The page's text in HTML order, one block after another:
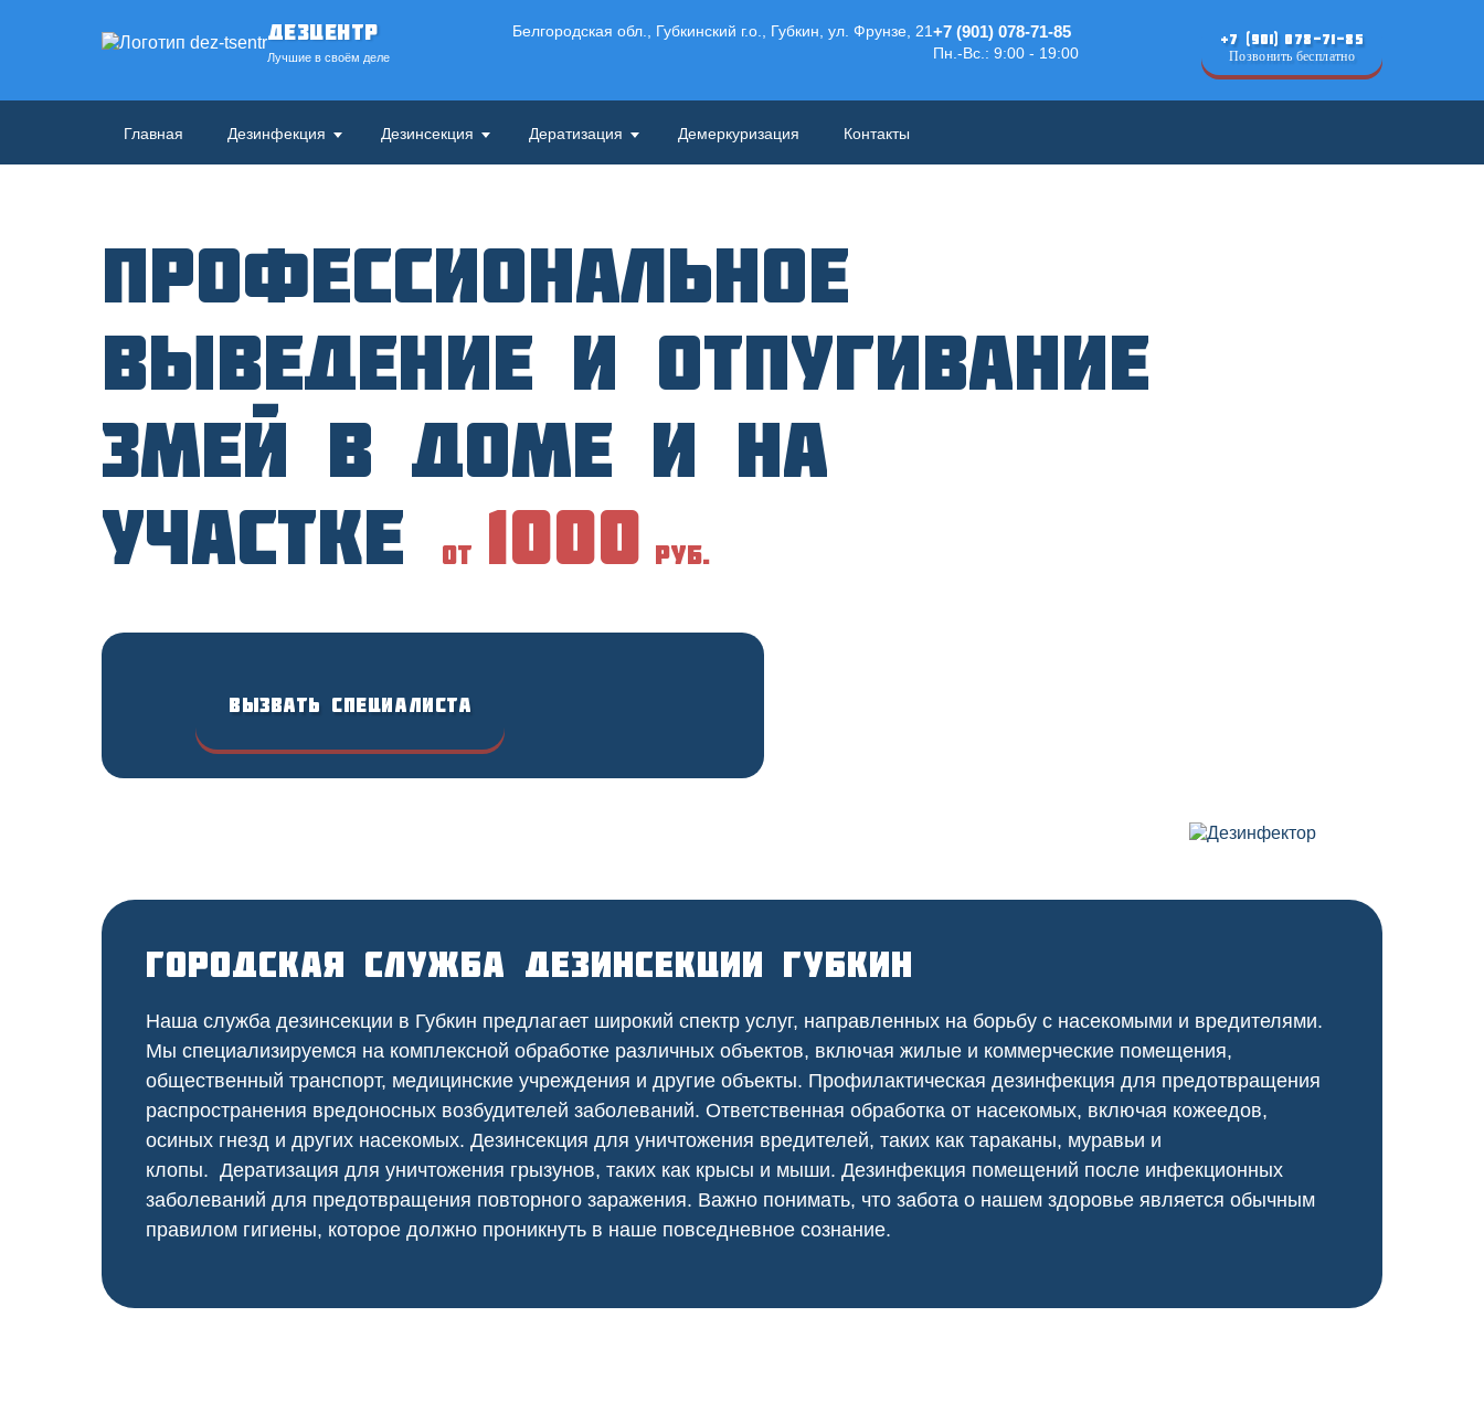
ДезЦентр
Лучшие в своём деле
Белгородская обл., Губкинский г.о., Губкин, ул. Фрунзе, 21+7 (901) 078-71-85
Пн.-Вс.: 9:00 - 19:00
+7 (901) 078-71-85
Позвонить бесплатно
Главная Дезинфекция Дезинсекция Дератизация Демеркуризация Контакты
Профессиональное
выведение и отпугивание
змей в доме и на
участке
от 1000 руб.
Вызвать специалиста
Городская служба дезинсекции Губкин
Наша служба дезинсекции в Губкин предлагает широкий спектр услуг, направленных на борьбу с насекомыми и вредителями.
Мы специализируемся на комплексной обработке различных объектов, включая жилые и коммерческие помещения,
общественный транспорт, медицинские учреждения и другие объекты. Профилактическая дезинфекция для предотвращения
распространения вредоносных возбудителей заболеваний. Ответственная обработка от насекомых, включая кожеедов,
осиных гнезд и других насекомых. Дезинсекция для уничтожения вредителей, таких как тараканы, муравьи и
клопы. Дератизация для уничтожения грызунов, таких как крысы и мыши. Дезинфекция помещений после инфекционных
заболеваний для предотвращения повторного заражения. Важно понимать, что забота о нашем здоровье является обычным
правилом гигиены, которое должно проникнуть в наше повседневное сознание.